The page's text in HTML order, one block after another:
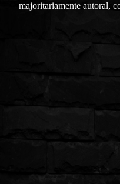
majoritariamente autoral,